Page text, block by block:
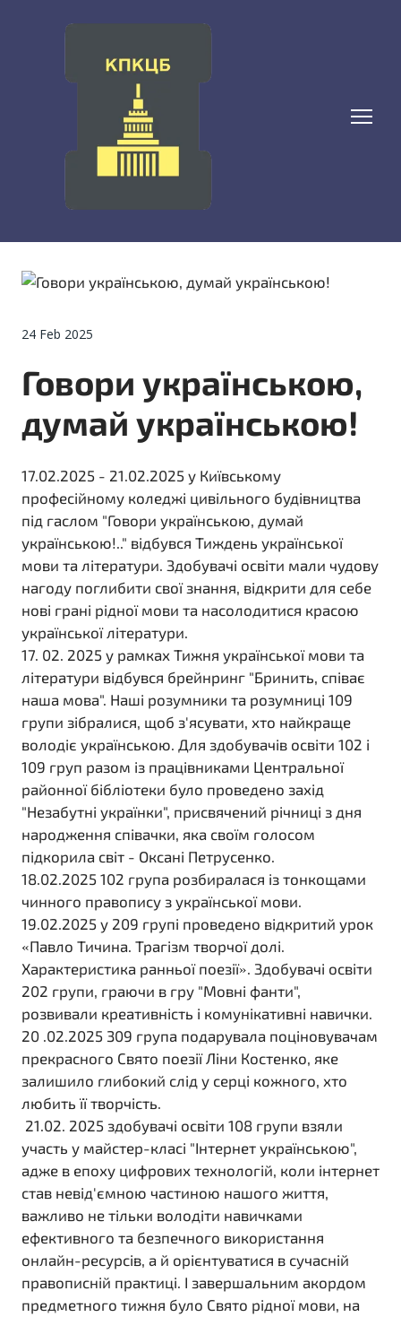
24 Feb 2025
Говори українською,
думай українською!
17.02.2025 - 21.02.2025 у Київському
професійному коледжі цивільного будівництва
під гаслом "Говори українською, думай
українською!.." відбувся Тиждень української
мови та літератури. Здобувачі освіти мали чудову
нагоду поглибити свої знання, відкрити для себе
нові грані рідної мови та насолодитися красою
української літератури.
17. 02. 2025 у рамках Тижня української мови та
літератури відбувся брейнринг "Бринить, співає
наша мова". Наші розумники та розумниці 109
групи зібралися, щоб з'ясувати, хто найкраще
володіє українською. Для здобувачів освіти 102 і
109 груп разом із працівниками Центральної
районної бібліотеки було проведено захід
"Незабутні українки", присвячений річниці з дня
народження співачки, яка своїм голосом
підкорила світ - Оксані Петрусенко.
18.02.2025 102 група розбиралася із тонкощами
чинного правопису з української мови.
19.02.2025 у 209 групі проведено відкритий урок
«Павло Тичина. Трагізм творчої долі.
Характеристика ранньої поезії». Здобувачі освіти
202 групи, граючи в гру "Мовні фанти",
розвивали креативність і комунікативні навички.
20 .02.2025 309 група подарувала поціновувачам
прекрасного Свято поезії Ліни Костенко, яке
залишило глибокий слід у серці кожного, хто
любить її творчість.
21.02. 2025 здобувачі освіти 108 групи взяли
участь у майстер-класі "Інтернет українською",
адже в епоху цифрових технологій, коли інтернет
став невід'ємною частиною нашого життя,
важливо не тільки володіти навичками
ефективного та безпечного використання
онлайн-ресурсів, а й орієнтуватися в сучасній
правописній практиці. І завершальним акордом
предметного тижня було Свято рідної мови, на